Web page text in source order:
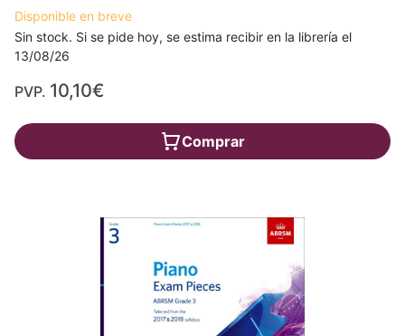
Disponible en breve
Sin stock. Si se pide hoy, se estima recibir en la librería el
13/08/26
PVP. 10,10€
Comprar